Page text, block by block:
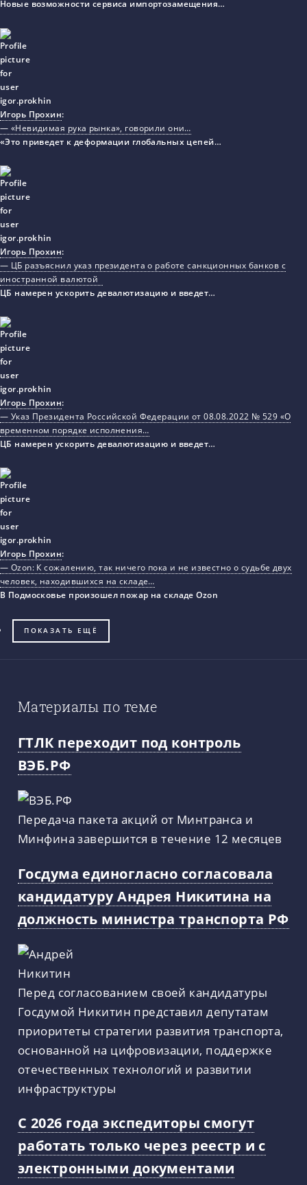
Новые возможности сервиса импортозамещения…
Игорь Прохин:
— «Невидимая рука рынка», говорили они…
«Это приведет к деформации глобальных цепей…
Игорь Прохин:
— ЦБ разъяснил указ президента о работе санкционных банков с
иностранной валютой
ЦБ намерен ускорить девалютизацию и введет…
Игорь Прохин:
— Указ Президента Российской Федерации от 08.08.2022 № 529 «О
временном порядке исполнения…
ЦБ намерен ускорить девалютизацию и введет…
Игорь Прохин:
— Ozon: К сожалению, так ничего пока и не известно о судьбе двух
человек, находившихся на складе…
В Подмосковье произошел пожар на складе Ozon
ПОКАЗАТЬ ЕЩЁ
Материалы по теме
ГТЛК переходит под контроль
ВЭБ.РФ
Передача пакета акций от Минтранса и
Минфина завершится в течение 12 месяцев
Госдума единогласно согласовала
кандидатуру Андрея Никитина на
должность министра транспорта РФ
Перед согласованием своей кандидатуры
Госдумой Никитин представил депутатам
приоритеты стратегии развития транспорта,
основанной на цифровизации, поддержке
отечественных технологий и развитии
инфраструктуры
С 2026 года экспедиторы смогут
работать только через реестр и с
электронными документами